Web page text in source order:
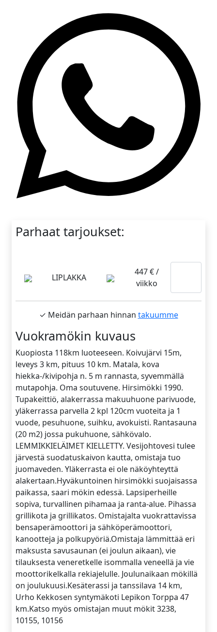
Parhaat tarjoukset:
LIPLAKKA
447 € /
viikko
✓ Meidän parhaan hinnan takuumme
Vuokramökin kuvaus
Kuopiosta 118km luoteeseen. Koivujärvi 15m,
leveys 3 km, pituus 10 km. Matala, kova
hiekka-/kivipohja n. 5 m rannasta, syvemmällä
mutapohja. Oma soutuvene. Hirsimökki 1990.
Tupakeittiö, alakerrassa makuuhuone parivuode,
yläkerrassa parvella 2 kpl 120cm vuoteita ja 1
vuode, pesuhuone, suihku, avokuisti. Rantasauna
(20 m2) jossa pukuhuone, sähkövalo.
LEMMIKKIELÄIMET KIELLETTY. Vesijohtovesi tulee
järvestä suodatuskaivon kautta, omistaja tuo
juomaveden. Yläkerrasta ei ole näköyhteyttä
alakertaan.Hyväkuntoinen hirsimökki suojaisassa
paikassa, saari mökin edessä. Lapsiperheille
sopiva, turvallinen pihamaa ja ranta-alue. Pihassa
grillikota ja grillikatos. Omistajalta vuokrattavissa
bensaperämoottori ja sähköperämoottori,
kanootteja ja polkupyöriä.Omistaja lämmittää eri
maksusta savusaunan (ei joulun aikaan), vie
tilauksesta veneretkelle isommalla veneellä ja vie
moottorikelkalla rekiajelulle. Joulunaikaan mökillä
on joulukuusi.Kesäterassi ja tanssilava 14 km,
Urho Kekkosen syntymäkoti Lepikon Torppa 47
km.Katso myös omistajan muut mökit 3238,
10155, 10156